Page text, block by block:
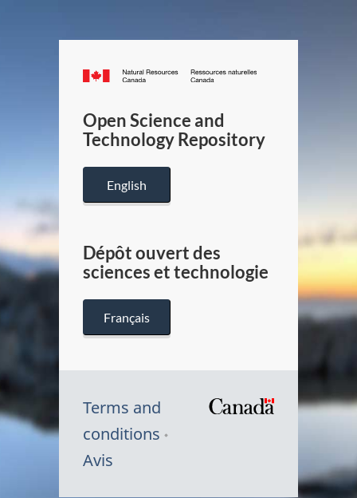
Canada.ca
/
Canada
Open Science and
Technology Repository
English
Dépôt ouvert des
sciences et technologie
Français
Terms and
conditions
Avis